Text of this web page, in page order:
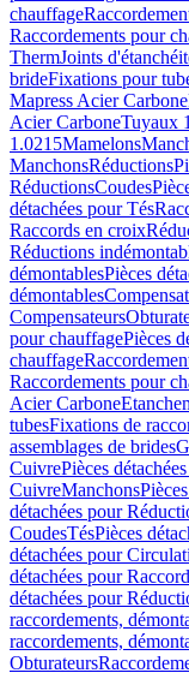
chauffage
Raccordements pour
ThermJoints
brideFixations pour
Mapress Acier Carbone
Acier CarboneTuyaux
1.0215Mamelons
ManchonsRéductions
RéductionsCoudes
détachées pour Tés
Raccords en croix
Réductions
démontablesPièces
démontables
Compensateurs
pour chauffagePièces
chauffage
Raccordements pour
Acier Carbone
tubesFixations de
assemblages de brides
CuivrePièces
CuivreManchons
détachées pour
CoudesTésPièces
détachées pour
détachées pour
détachées pour
raccordements,
raccordements,
Obturateurs